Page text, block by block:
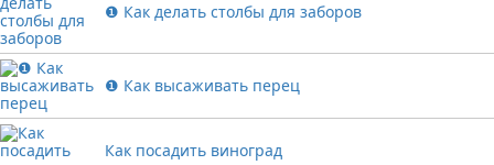
❶ Как делать столбы для заборов
❶ Как высаживать перец
Как посадить виноград